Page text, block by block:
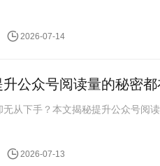
2026-07-14
公众号阅读量的秘密都
从下手？本文揭秘提升公众号阅
2026-07-13